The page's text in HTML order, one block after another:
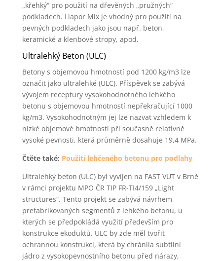
„křehký“ pro použití na dřevěných „pružných“
podkladech. Liapor Mix je vhodný pro použití na
pevných podkladech jako jsou např. beton,
keramické a klenbové stropy, apod.
Ultralehký Beton (ULC)
Betony s objemovou hmotností pod 1200 kg/m3 lze
označit jako ultralehké (ULC). Příspěvek se zabývá
vývojem receptury vysokohodnotného lehkého
betonu s objemovou hmotností nepřekračující 1000
kg/m3. Vysokohodnotným jej lze nazvat vzhledem k
nízké objemové hmotnosti při současně relativně
vysoké pevnosti, která průměrně dosahuje 19,4 MPa.
Čtěte také: Použití lehčeného betonu pro podlahy
Ultralehký beton (ULC) byl vyvíjen na FAST VUT v Brně
v rámci projektu MPO ČR TIP FR-TI4/159 „Light
structures“. Tento projekt se zabývá návrhem
prefabrikovaných segmentů z lehkého betonu, u
kterých se předpokládá využití především pro
konstrukce ekoduktů. ULC by zde měl tvořit
ochrannou konstrukci, která by chránila subtilní
jádro z vysokopevnostního betonu před nárazy,